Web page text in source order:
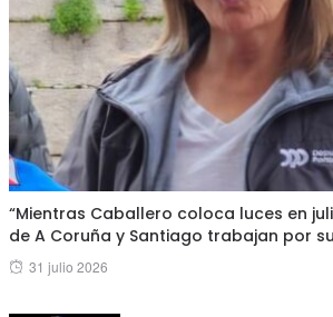
“Mientras Caballero coloca luces en
de A Coruña y Santiago trabajan por
Posted
31 julio 2026